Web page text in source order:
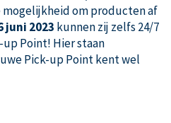
om producten af
juni 2023 kunnen zij zelfs 24/7
Point! Hier staan
Pick-up Point kent wel